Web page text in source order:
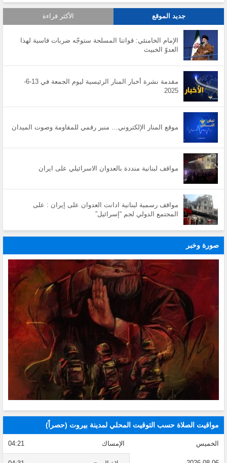
جديد الموقع الأكثر قراءة
الإمام الخامنئي: قواتنا المسلحة ستوجّه ضربات قاسية لهذا
العدوّ الخبيث
مقدمة نشرة أخبار المنار الرئيسية ليوم الجمعة في 13-6-
2025
موقع المنار الإلكتروني… منبر رقمي للمقاومة وصوت الميدان
مواقف لبنانية منددة بالعدوان الاسرائيلي على ايران
مواقف رسمية لبنانية ادانت العدوان على إيران : على
المجتمع الدولي لجم “إسرائيل”
صورة وخبر
مواقيت الصلاة حسب التوقيت المحلي لمدينة بيروت (حصراً)
الخميس الإمساك 04:21